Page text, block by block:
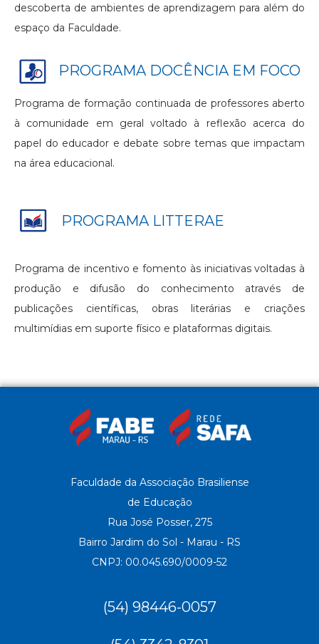
descoberta de ambientes de aprendizagem para além do
espaço da Faculdade.
PROGRAMA DOCÊNCIA EM FOCO
Programa de formação continuada de professores aberto
à comunidade em geral voltado à reflexão acerca do
papel do educador e debate sobre temas que impactam
na área educacional.
PROGRAMA LITTERAE
Programa de incentivo e fomento às iniciativas voltadas à
produção e difusão do conhecimento através de
publicações científicas, obras literárias e criações
multimídias em suporte físico e plataformas digitais.
Faculdade da Associação Brasiliense
de Educação
Rua José Posser, 275
Bairro Jardim do Sol - Marau - RS
CNPJ: 00.045.690/0009-52
(54) 98446-0057